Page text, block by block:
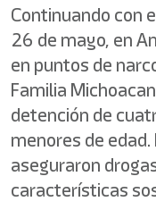
Continuando con
26 de mayo, en
en puntos de
Familia
detención de
menores de
aseguraron
características